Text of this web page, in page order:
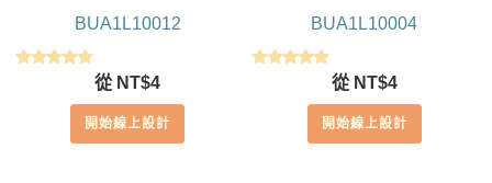
BUA1L10012
滿分 5
從 NT$4
開始線上設計
BUA1L10004
滿分 5
從 NT$4
開始線上設計